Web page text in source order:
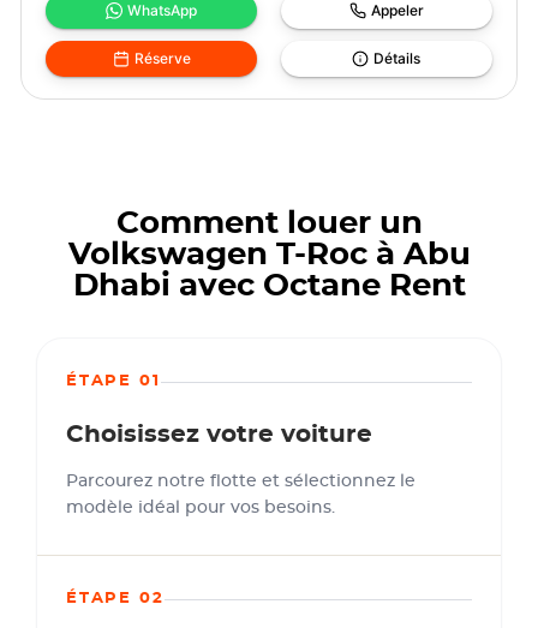
WhatsApp Appeler
Réserve Détails
Comment louer un
Volkswagen T-Roc à Abu
Dhabi avec Octane Rent
ÉTAPE 01
Choisissez votre voiture
Parcourez notre flotte et sélectionnez le
modèle idéal pour vos besoins.
ÉTAPE 02